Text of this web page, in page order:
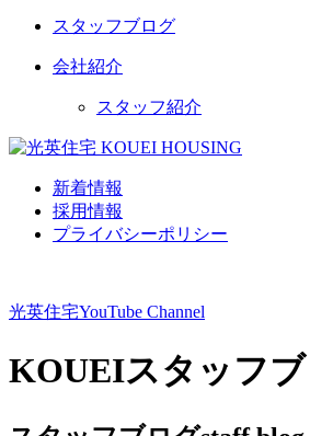
スタッフブログ
会社紹介
スタッフ紹介
新着情報
採用情報
プライバシーポリシー
光英住宅YouTube Channel
KOUEIスタッフ